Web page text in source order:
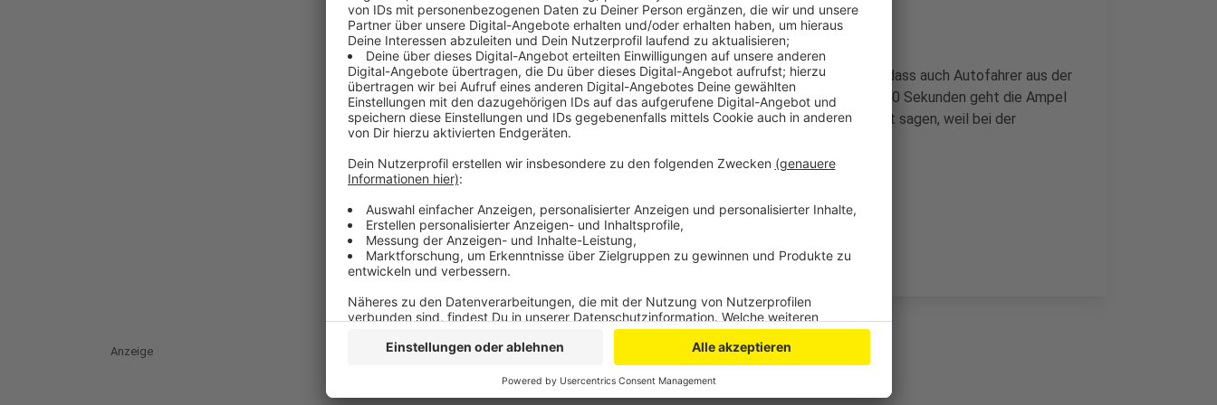
Anzeige
Wenn sich der Verkehr dort staut, schaltet die Ampel auf rot, so dass auch Autofahrer aus der
Rabinstraße eine Chance haben, in den Kreisel zu kommen. Nach 30 Sekunden geht die Ampel
wieder aus. Wie oft die Ampel aktiviert wurde kann die Stadt nicht sagen, weil bei der
Testampel kein Logbuch geführt wird.
Anzeige
Anzeige